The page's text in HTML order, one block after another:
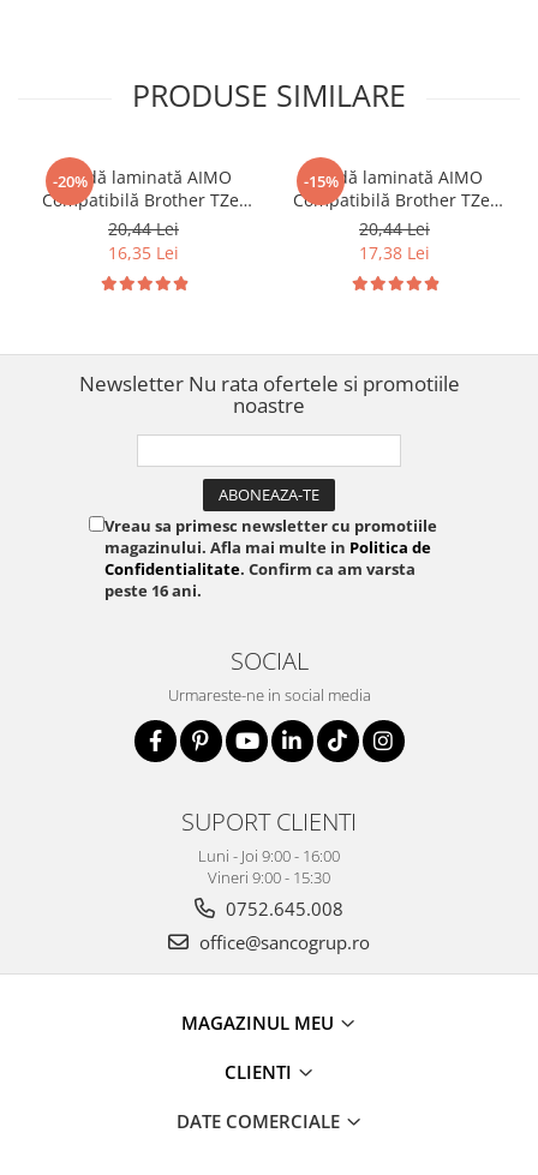
PRODUSE SIMILARE
-20%
Bandă laminată AIMO
Compatibilă Brother TZe-
231, 12 mm text negru pe
alb, pentru identificare
rafturi, inventariere și
organizare profesională
20,44 Lei
16,35 Lei
-15%
Bandă laminată AIMO
Compatibilă Brother TZe-
221, 9 mm text negru pe
alb, pentru organizare
birou, etichetare dosare și
arhivare
20,44 Lei
17,38 Lei
Newsletter Nu rata ofertele si promotiile
noastre
Vreau sa primesc newsletter cu promotiile
magazinului. Afla mai multe in Politica de
Confidentialitate. Confirm ca am varsta
peste 16 ani.
SOCIAL
Urmareste-ne in social media
SUPORT CLIENTI
Luni - Joi 9:00 - 16:00
Vineri 9:00 - 15:30
0752.645.008
office@sancogrup.ro
MAGAZINUL MEU
CLIENTI
DATE COMERCIALE